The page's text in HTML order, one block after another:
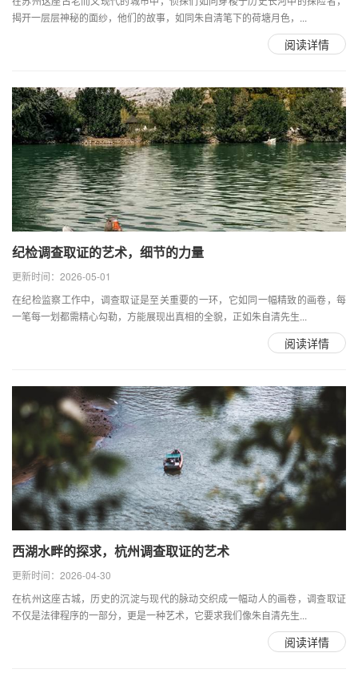
揭开一层层神秘的面纱，他们的故事，如同朱自清笔下的荷塘月色，...
阅读详情
纪检调查取证的艺术，细节的力量
更新时间：2026-05-01
在纪检监察工作中，调查取证是至关重要的一环，它如同一幅精致的画卷，每
一笔每一划都需精心勾勒，方能展现出真相的全貌，正如朱自清先生...
阅读详情
西湖水畔的探求，杭州调查取证的艺术
更新时间：2026-04-30
在杭州这座古城，历史的沉淀与现代的脉动交织成一幅动人的画卷，调查取证
不仅是法律程序的一部分，更是一种艺术，它要求我们像朱自清先生...
阅读详情